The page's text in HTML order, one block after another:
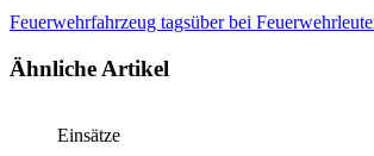
Feuerwehrfahrzeug tagsüber bei
Ähnliche Artikel
Einsätze